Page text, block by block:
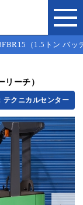
（1.5トン バ
ーチ）
テクニカルセンター